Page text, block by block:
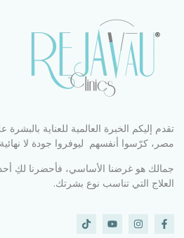
تقدم إليكم الخبرة العالمية للعناية
مصر، كرّسوا أنفسهم ليوفروا جودة لا نهائية
جمالك هو غرضنا الأساسي، فأحضرنا لكِ
العلاج التي تناسب نوع بشرتك.